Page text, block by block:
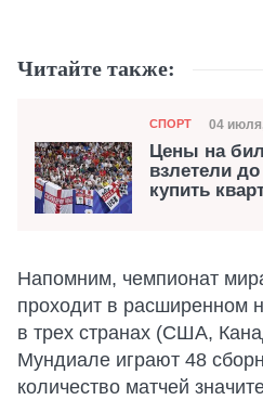
Читайте также:
Категория
СПОРТ Дата
04
Цены на
взлетели
купить
Напомним, чемпионат
проходит в расширенном
в трех странах (США,
Мундиале играют 48
количество матчей